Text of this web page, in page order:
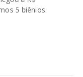
5 biênios.